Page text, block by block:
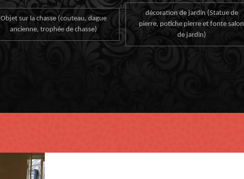
Objet sur la chasse (couteau, dague
ancienne, trophée de chasse)
décoration de jardin (Statue de
pierre, potiche pierre et fonte salon
de jardin)